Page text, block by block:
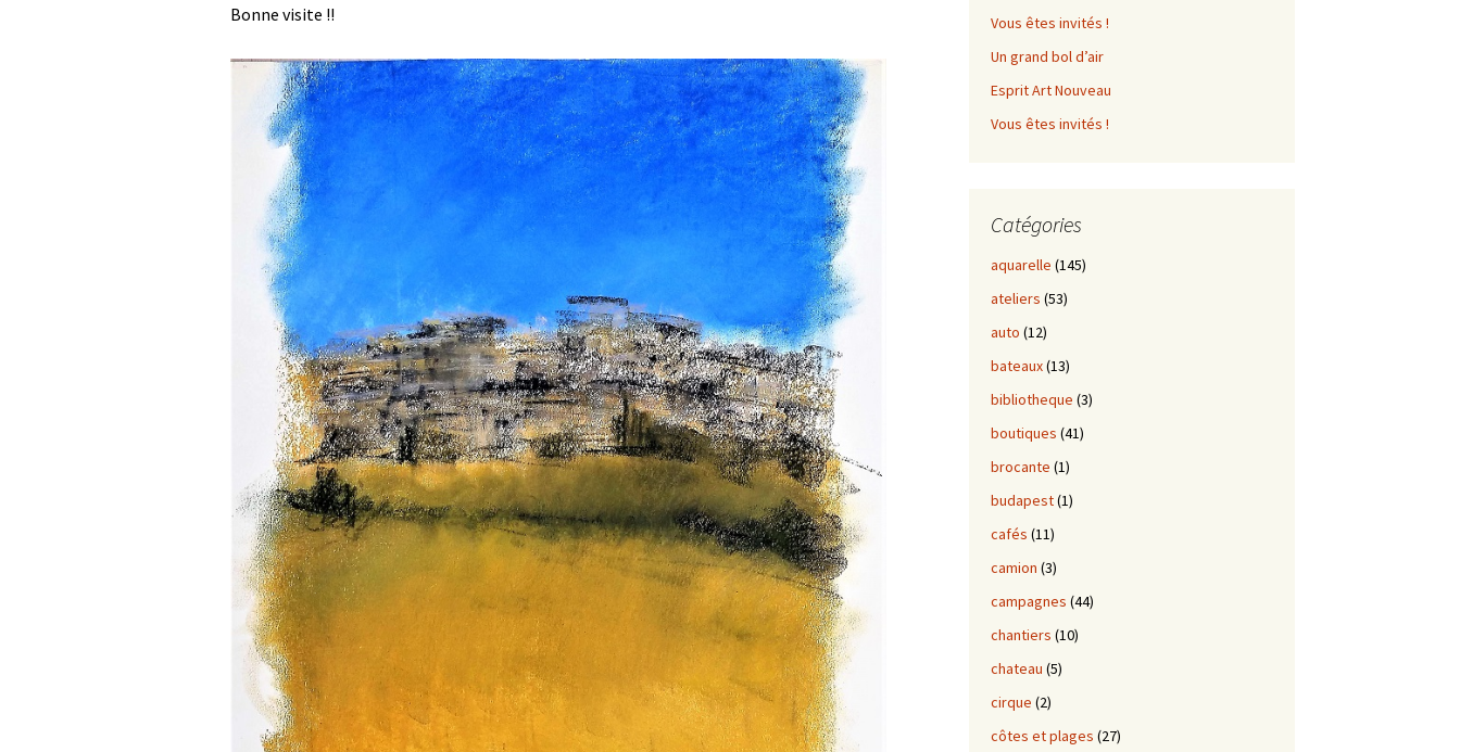
Bonne visite !!
Vous êtes invités !
Un grand bol d’air
Esprit Art Nouveau
Vous êtes invités !
Catégories
aquarelle (145)
ateliers (53)
auto (12)
bateaux(13)
bibliotheque (3)
boutiques (41)
brocante (1)
budapest(1)
cafés (11)
camion (3)
campagnes (44)
chantiers (10)
chateau (5)
cirque (2)
côtes et plages (27)